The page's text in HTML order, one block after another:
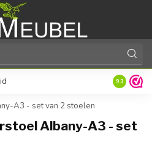
9.3
A3 - set van 2 stoelen
Albany-A3 - set